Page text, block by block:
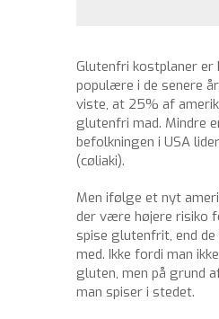
Glutenfri kostplaner
populære i de senere
viste, at 25% af
glutenfri mad. Mindre
befolkningen i USA
(cøliaki).
Men ifølge et nyt
der være højere risiko
spise glutenfrit, end
med. Ikke fordi man
gluten, men på grund
man spiser i stedet.